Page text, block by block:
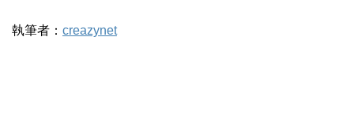
執筆者： creazynet